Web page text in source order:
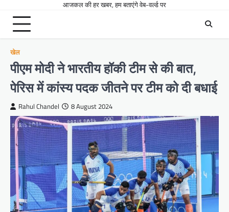
आजकल की हर खबर, हम बताएंगे वेब-वर्ल्ड पर
खेल
पीएम मोदी ने भारतीय हॉकी टीम से की बात,
पेरिस में कांस्य पदक जीतने पर टीम को दी बधाई
Rahul Chandel 8 August 2024